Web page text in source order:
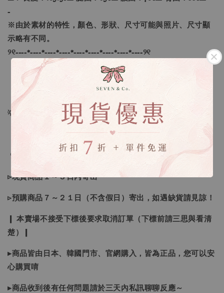
-
※由於素材的特性，顏色、形狀、尺寸可能與照片、尺寸顯
示略有不同。
୨୧----*----*----*----*----*----*----*----*----୨୧
【款式】 ：摩卡、淺藍
【尺寸】 ：F
💡訂單依照下單順序為主唷！
🔍IG搜尋：Sevenjewelry.co
▹現貨商品１～３日內寄出
▹預購商品７～２１日（不含假日）寄出，如遇缺貨請見諒！
❙ 本賣場不接受下標後要求取消訂單（下標前請三思與看清
楚）❙
▸商品皆由日本、韓國門市、官網購入，皆為正品，您可以安
心購買唷
▸商品收到後有任何問題請於三天內私訊聊聊反應～